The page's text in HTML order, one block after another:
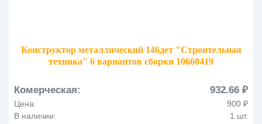
Конструктор металлический 146дет "Строительная
техника" 6 вариантов сборки 10660419
Комерческая: 932.66 ₽
Цена:
900 ₽
В наличии:
1 шт.